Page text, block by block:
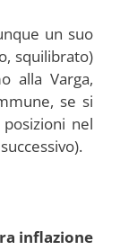
un suo
squilibrato)
alla Varga,
se si
nel
inflazione